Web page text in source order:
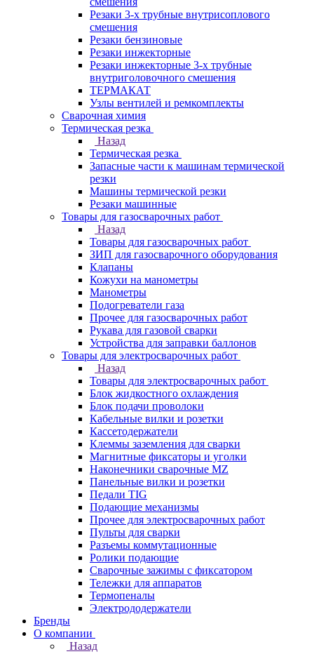
Резаки 3-х трубные внутрисоплового
смешения
Резаки бензиновые
Резаки инжекторные
Резаки инжекторные 3-х трубные
внутриголовочного смешения
ТЕРМАКАТ
Узлы вентилей и ремкомплекты
Сварочная химия
Термическая резка
Назад
Термическая резка
Запасные части к машинам термической
резки
Машины термической резки
Резаки машинные
Товары для газосварочных работ
Назад
Товары для газосварочных работ
ЗИП для газосварочного оборудования
Клапаны
Кожухи на манометры
Манометры
Подогреватели газа
Прочее для газосварочных работ
Рукава для газовой сварки
Устройства для заправки баллонов
Товары для электросварочных работ
Назад
Товары для электросварочных работ
Блок жидкостного охлаждения
Блок подачи проволоки
Кабельные вилки и розетки
Кассетодержатели
Клеммы заземления для сварки
Магнитные фиксаторы и уголки
Наконечники сварочные MZ
Панельные вилки и розетки
Педали TIG
Подающие механизмы
Прочее для электросварочных работ
Пульты для сварки
Разъемы коммутационные
Ролики подающие
Сварочные зажимы с фиксатором
Тележки для аппаратов
Термопеналы
Электрододержатели
Бренды
О компании
Назад